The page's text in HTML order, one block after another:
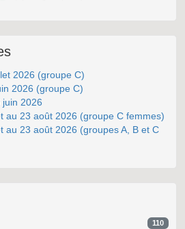
2026 (groupe C)
2026 (groupe C)
2026
au 23 août 2026 (groupe C femmes)
au 23 août 2026 (groupes A, B et C
110